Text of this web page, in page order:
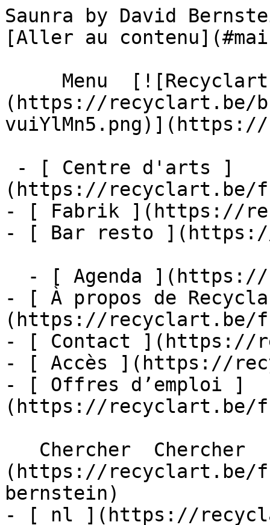
Saunra by David
[Aller au
(https://recyclart.be/
(https://recyclart.be/
- [ Fabrik ](https://
- [ Bar resto
- [ À propos de
(https://recyclart.be/
- [ Contact ](https://
- [ Accès ](https://
- [ Offres d’emploi ]
(https://recyclart.be/
(https://recyclart.be/
bernstein)
- [ nl ](https://